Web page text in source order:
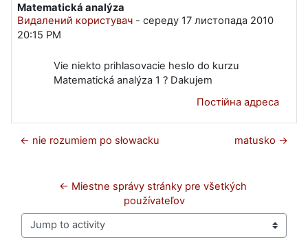
Matematická analýza
Видалений користувач - середу 17 листопада 2010
20:15 PM
Кількість відповідей: 0
Vie niekto prihlasovacie heslo do kurzu
Matematická analýza 1 ? Dakujem
Постійна адреса
← nie rozumiem po słowacku matusko →
← Miestne správy stránky pre všetkých
používateľov
Jump to activity